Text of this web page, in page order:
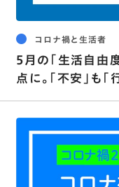
コロナ禍と生活者
5月の｢生活自由
点に。｢不安｣も｢